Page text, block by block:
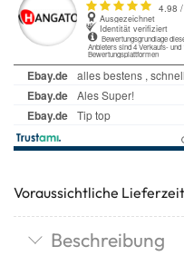
Voraussichtliche
Beschreibung